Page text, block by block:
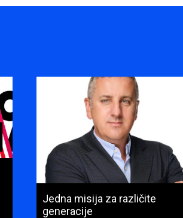
Jedna misija za različite
generacije